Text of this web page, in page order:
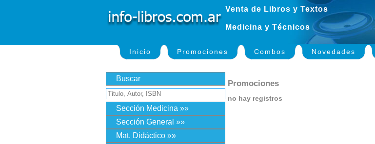
Venta de Libros y Textos
Medicina y Técnicos
Inicio Promociones Combos Novedades
Buscar
Sección Medicina »»
Sección General »»
Mat. Didáctico »»
Promociones
no hay registros